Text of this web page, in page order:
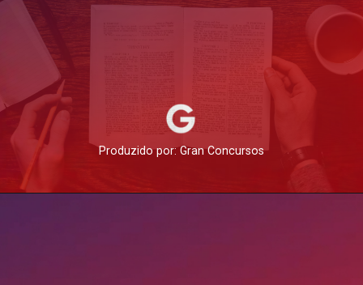
Produzido por: Gran Concursos